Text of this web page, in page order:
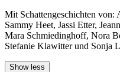
Mit Schattengeschichten
Sammy Heet, Jassi Etter,
Mara Schmiedinghoff, Nora
Stefanie Klawitter und Sonja
Show less